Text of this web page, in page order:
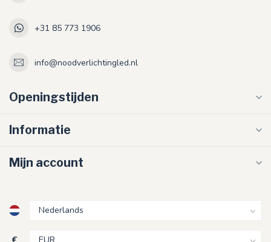
+31 85 773 1906
info@noodverlichtingled.nl
Openingstijden
Informatie
Mijn account